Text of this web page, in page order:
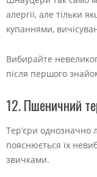
алергії, але тільки
купаннями,
Вибирайте
після першого
12. Пшеничний
Тер’єри однозначно
пояснюється їх
звичками.